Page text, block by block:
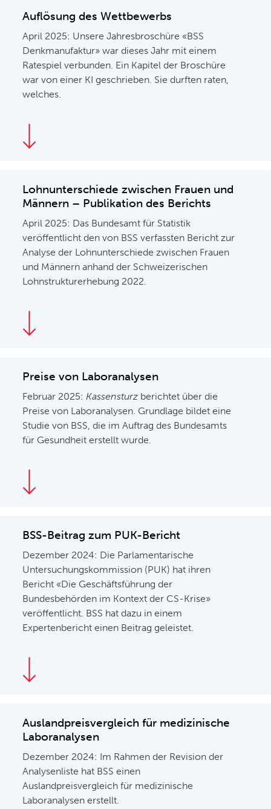
Auflösung des Wettbewerbs
April 2025: Unsere Jahresbroschüre «BSS
Denkmanufaktur» war dieses Jahr mit einem
Ratespiel verbunden. Ein Kapitel der Broschüre
war von einer KI geschrieben. Sie durften raten,
welches.
Lohnunterschiede zwischen Frauen und
Männern – Publikation des Berichts
April 2025: Das Bundesamt für Statistik
veröffentlicht den von BSS verfassten Bericht zur
Analyse der Lohnunterschiede zwischen Frauen
und Männern anhand der Schweizerischen
Lohnstrukturerhebung 2022.
Preise von Laboranalysen
Februar 2025:Kassensturz berichtet über die
Preise von Laboranalysen. Grundlage bildet eine
Studie von BSS, die im Auftrag des Bundesamts
für Gesundheit erstellt wurde.
BSS-Beitrag zum PUK-Bericht
Dezember 2024: Die Parlamentarische
Untersuchungskommission (PUK) hat ihren
Bericht «Die Geschäftsführung der
Bundesbehörden im Kontext der CS-Krise»
veröffentlicht. BSS hat dazu in einem
Expertenbericht einen Beitrag geleistet.
Auslandpreisvergleich für medizinische
Laboranalysen
Dezember 2024: Im Rahmen der Revision der
Analysenliste hat BSS einen
Auslandpreisvergleich für medizinische
Laboranalysen erstellt.